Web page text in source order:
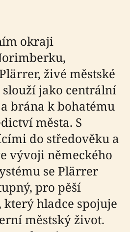
okraji
živé městské
jako centrální
brána k bohatému
města. S
do středověku a
vývoji německého
se Plärrer
pro pěší
hladce spojuje
městský život.